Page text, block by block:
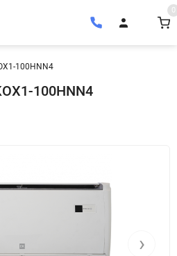
0
100HNN4
100HNN4
›